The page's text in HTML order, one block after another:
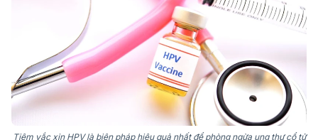
Tiêm vắc xin HPV là biện pháp hiệu quả nhất để phòng ngừa ung thư cổ tử